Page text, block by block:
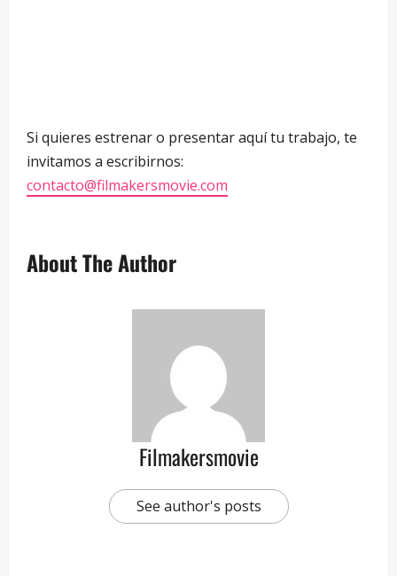
Si quieres estrenar o presentar aquí tu trabajo, te
invitamos a escribirnos:
contacto@filmakersmovie.com
About The Author
Filmakersmovie
See author's posts